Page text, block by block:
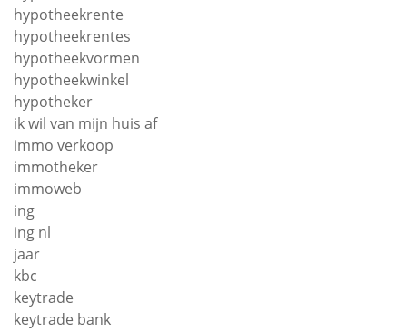
hypotheekrente
hypotheekrentes
hypotheekvormen
hypotheekwinkel
hypotheker
ik wil van mijn huis af
immo verkoop
immotheker
immoweb
ing
ing nl
jaar
kbc
keytrade
keytrade bank